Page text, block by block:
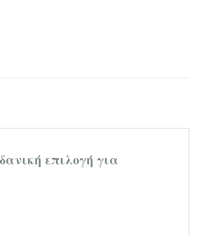
επιλογή για